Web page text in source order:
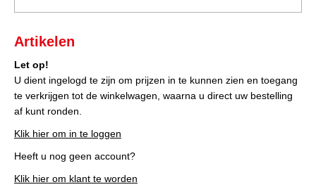
Artikelen
Let op!
U dient ingelogd te zijn om prijzen in te kunnen zien en toegang
te verkrijgen tot de winkelwagen, waarna u direct uw bestelling
af kunt ronden.
Klik hier om in te loggen
Heeft u nog geen account?
Klik hier om klant te worden